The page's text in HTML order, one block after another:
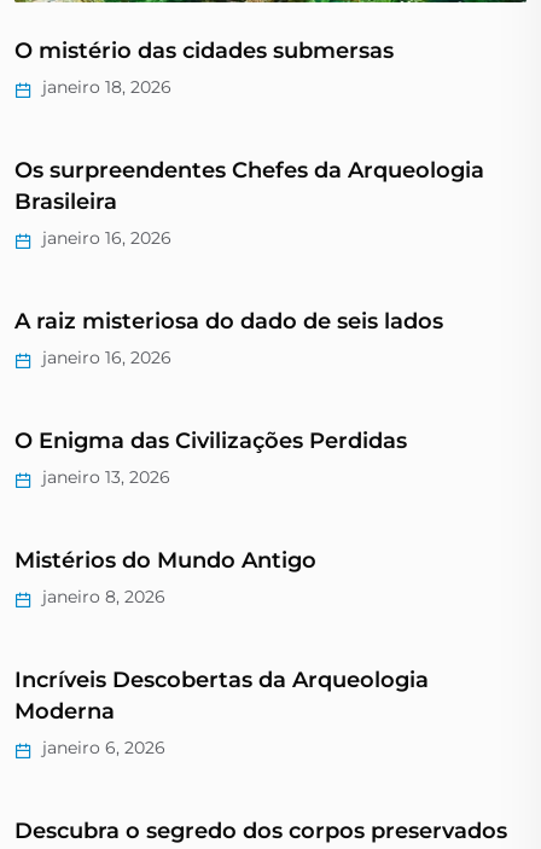
O mistério das cidades submersas
janeiro 18, 2026
Os surpreendentes Chefes da Arqueologia
Brasileira
janeiro 16, 2026
A raiz misteriosa do dado de seis lados
janeiro 16, 2026
O Enigma das Civilizações Perdidas
janeiro 13, 2026
Mistérios do Mundo Antigo
janeiro 8, 2026
Incríveis Descobertas da Arqueologia
Moderna
janeiro 6, 2026
Descubra o segredo dos corpos preservados